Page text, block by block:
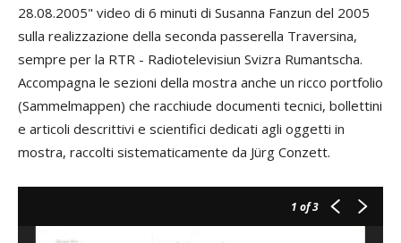
28.08.2005" video di 6 minuti di Susanna Fanzun del 2005
sulla realizzazione della seconda passerella Traversina,
sempre per la RTR - Radiotelevisiun Svizra Rumantscha.
Accompagna le sezioni della mostra anche un ricco portfolio
(Sammelmappen) che racchiude documenti tecnici, bollettini
e articoli descrittivi e scientifici dedicati agli oggetti in
mostra, raccolti sistematicamente da Jürg Conzett.
1 of 3